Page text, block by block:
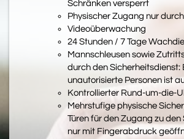
Schränken versperrt
Physischer Zugang nur
Videoüberwachung
24 Stunden / 7 Tage
Mannschleusen sowie
durch den Sicherheitsdienst:
unautorisierte Personen ist
Kontrollierter Rund-um-die-
Mehrstufige physische
Türen für den Zugang zu den
nur mit Fingerabdruck